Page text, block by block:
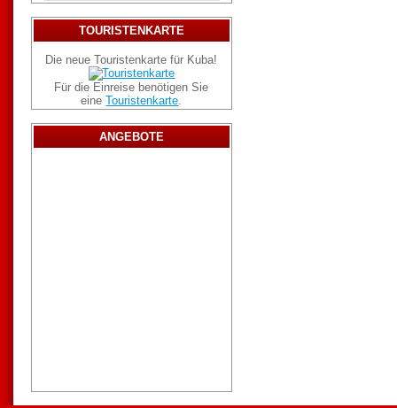
TOURISTENKARTE
Die neue Touristenkarte für Kuba!
Für die Einreise benötigen Sie
eineTouristenkarte.
ANGEBOTE